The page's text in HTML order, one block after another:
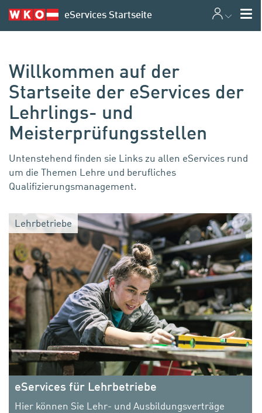
eServices Startseite
Persönlicher
Willkommen auf der
Startseite der eServices der
Lehrlings- und
Meisterprüfungsstellen
Untenstehend finden sie Links zu allen eServices rund
um die Themen Lehre und berufliches
Qualifizierungsmanagement.
Lehrbetriebe
eServices für Lehrbetriebe
Hier können Sie Lehr- und Ausbildungsverträge